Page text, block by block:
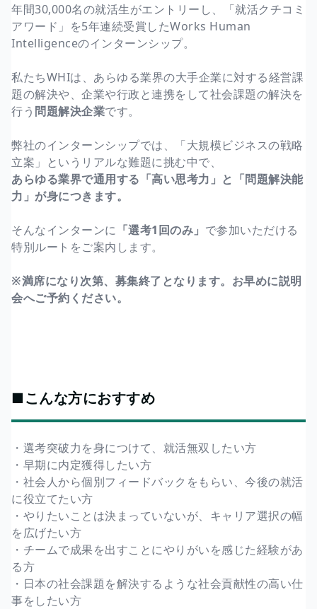
年間30,000名の就活生がエントリーし、「就活クチコミ
アワード」を5年連続受賞したWorks Human
Intelligenceのインターンシップ。
私たちWHIは、あらゆる業界の大手企業に対する経営課
題の解決や、企業や行政と連携をして社会課題の解決を
行う 問題解決企業です。
弊社のインターンシップでは、「大規模ビジネスの戦略
立案」というリアルな難題に挑む中で、
あらゆる業界で通用する「高い思考力」と「問題解決能
力」が身につきます。
そんなインターンに 「選考1回のみ」 で参加いただける
特別ルートをご案内します。
※満席になり次第、募集終了となります。お早めに説明
会へご予約ください。
■こんな方におすすめ
・選考突破力を身につけて、就活無双したい方
・早期に内定獲得したい方
・社会人から個別フィードバックをもらい、今後の就活
に役立てたい方
・やりたいことは決まっていないが、キャリア選択の幅
を広げたい方
・チームで成果を出すことにやりがいを感じた経験があ
る方
・日本の社会課題を解決するような社会貢献性の高い仕
事をしたい方